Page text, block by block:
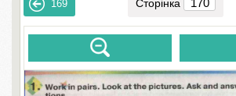
169 Сторінка